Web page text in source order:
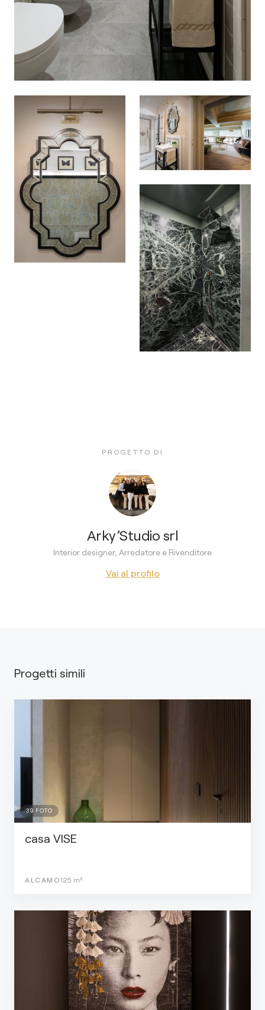
PROGETTO DI
Arky’Studio srl
Interior designer, Arredatore e Rivenditore
Vai al profilo
Progetti simili
39 FOTO
casa VISE
ALCAMO125 m²